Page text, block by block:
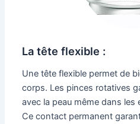
La tête flexible :
Une tête flexible permet de
corps. Les pinces rotatives
avec la peau même dans
Ce contact permanent